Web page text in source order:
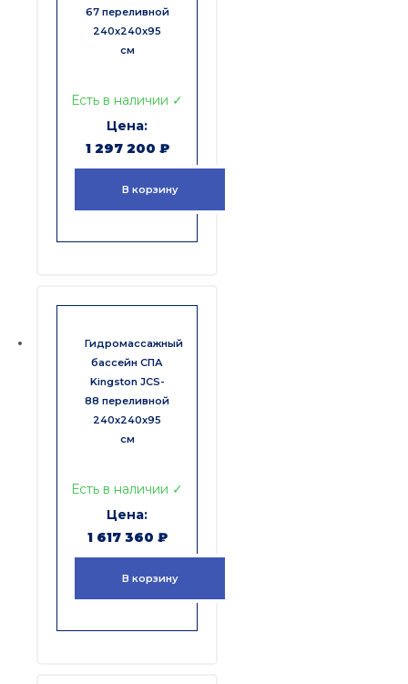
67 переливной
240x240x95
см
Есть в наличии ✓
1 297 200 ₽
В корзину
Гидромассажный
бассейн СПА
Kingston JCS-
88 переливной
240x240x95
см
Есть в наличии ✓
1 617 360 ₽
В корзину